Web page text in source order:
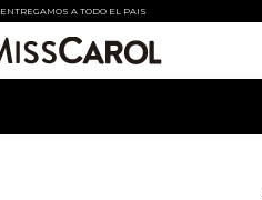
ENTREGAMOS A TODO EL PAIS